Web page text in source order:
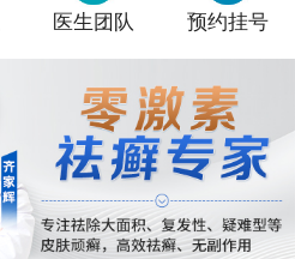
医生团队 预约挂号